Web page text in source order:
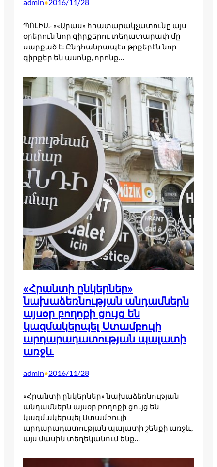
admin•2016/11/28
ՊՈԼԻՍ.- ««Արաս» հրատարակչատունը այս
օրերուն նոր գիրքերու տեղատարափ մը
սարքած է։ Ընդհանրապէս թրքերէն նոր
գիրքեր են ասոնք, որոնք…
«Հրանտի ընկերներ»
նախաձեռնության անդամներն
այսօր բողոքի ցույց են
կազմակերպել Ստամբուլի
արդարադատության պալատի
առջև
admin•2016/11/28
«Հրանտի ընկերներ» նախաձեռնության
անդամներն այսօր բողոքի ցույց են
կազմակերպել Ստամբուլի
արդարադատության պալատի շենքի առջև,
այս մասին տեղեկանում ենք…